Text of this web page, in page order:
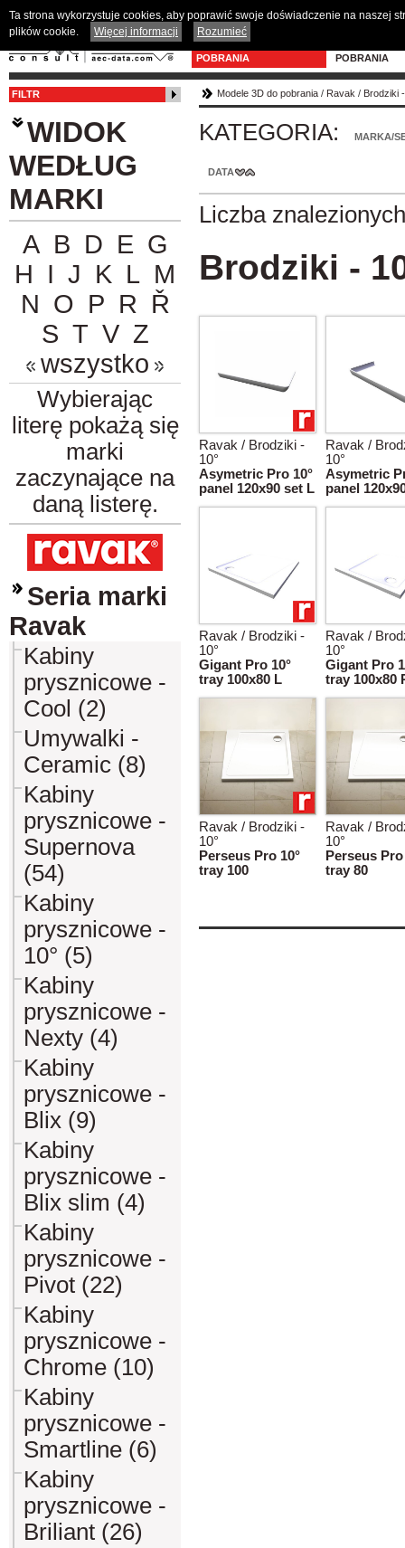
POBRANIA
POBRANIA
FILTR
WIDOK
WEDŁUG
MARKI
A B D E G
H I J K L M
N O P R Ř
S T V Z
wszystko
Wybierając
literę pokażą się
marki
zaczynające na
daną listerę.
Seria marki
Ravak
Kabiny
prysznicowe -
Cool (2)
Umywalki -
Ceramic (8)
Kabiny
prysznicowe -
Supernova
(54)
Kabiny
prysznicowe -
10° (5)
Kabiny
prysznicowe -
Nexty (4)
Kabiny
prysznicowe -
Blix (9)
Kabiny
prysznicowe -
Blix slim (4)
Kabiny
prysznicowe -
Pivot (22)
Kabiny
prysznicowe -
Chrome (10)
Kabiny
prysznicowe -
Smartline (6)
Kabiny
prysznicowe -
Briliant (26)
Modele 3D do pobrania / Ravak / Brodziki
KATEGORIA: MARKA/
DATA
Liczba
Brodziki -
Ravak / Brodziki -
10°
Asymetric Pro 10°
panel 120x90 set L
Ravak /
10°
Asymetric
panel
Ravak / Brodziki -
10°
Gigant Pro 10°
tray 100x80 L
Ravak /
10°
Gigant Pro
tray 100x80
Ravak / Brodziki -
10°
Perseus Pro 10°
tray 100
Ravak /
10°
Perseus Pro
tray 80
Ta strona wykorzystuje cookies, aby poprawić swoje doświadczenie na naszej
plików cookie.
Więcej informacji Rozumieć